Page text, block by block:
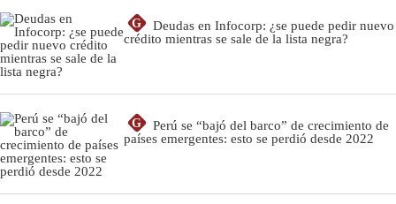
G
Deudas en Infocorp: ¿se puede pedir nuevo
crédito mientras se sale de la lista negra?
G
Perú se “bajó del barco” de crecimiento de
países emergentes: esto se perdió desde 2022